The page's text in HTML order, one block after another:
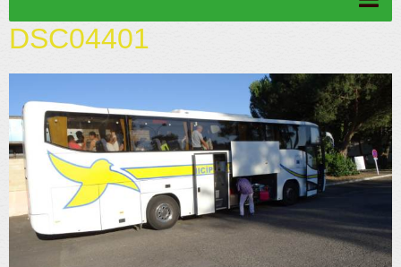
Page d'accueil
Actu/News
Rétrospective
Partenaires
Association
Contact
Album
DSC04401